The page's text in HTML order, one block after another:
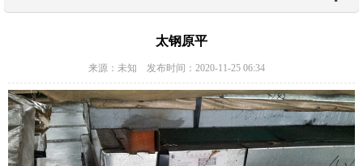
太钢原平
来源：未知 发布时间：2020-11-25 06:34